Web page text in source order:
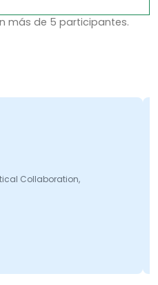
más de 5 participantes.
Collaboration,